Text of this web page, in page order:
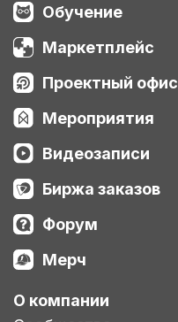
Обучение
Маркетплейс
Проектный офис
Мероприятия
Видеозаписи
Биржа заказов
Форум
Мерч
О компании